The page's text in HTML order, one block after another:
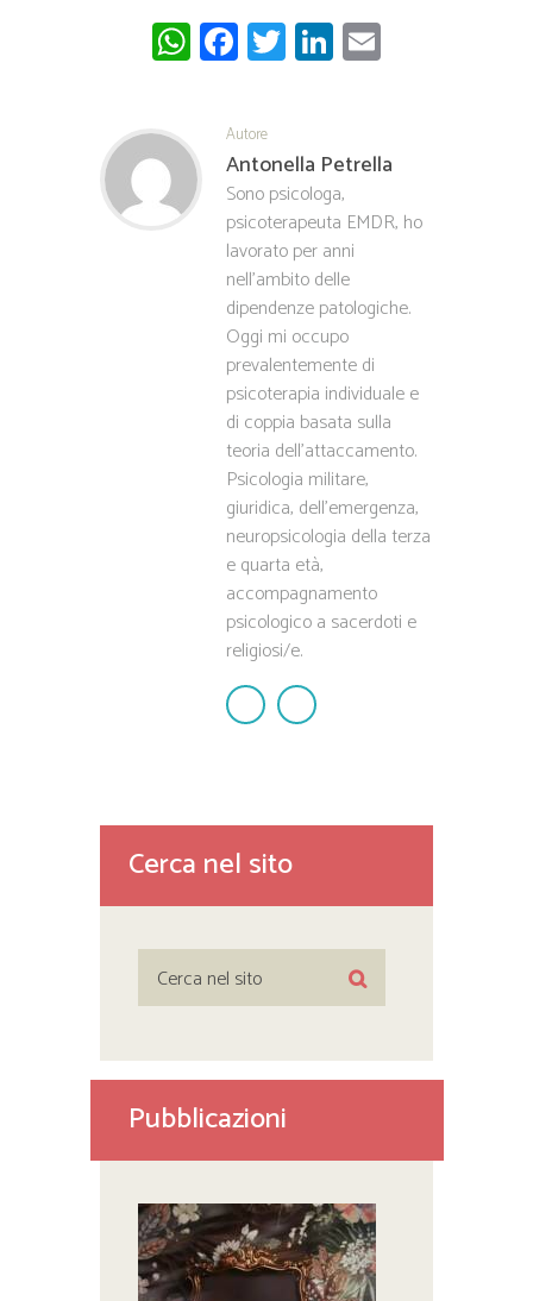
W
ha
pp
Fa
ce
b
o
ok
T
wi
er
Li
nk
In
Autore
Antonella Petrella
Sono psicologa,
psicoterapeuta EMDR, ho
lavorato per anni
nell'ambito delle
dipendenze patologiche.
Oggi mi occupo
prevalentemente di
psicoterapia individuale e
di coppia basata sulla
teoria dell'attaccamento.
Psicologia militare,
giuridica, dell'emergenza,
neuropsicologia della terza
e quarta età,
accompagnamento
psicologico a sacerdoti e
religiosi/e.
Cerca nel sito
Pubblicazioni